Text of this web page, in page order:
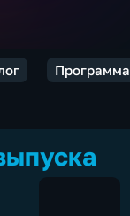
Программа